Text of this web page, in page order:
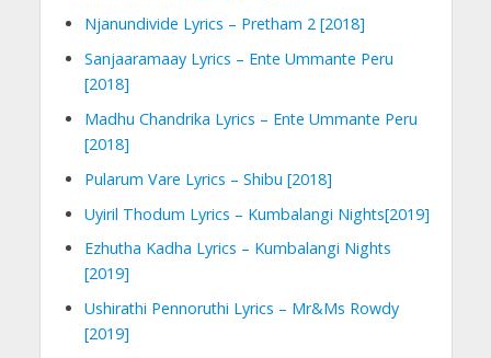
Njanundivide Lyrics – Pretham 2 [2018]
Sanjaaramaay Lyrics – Ente Ummante Peru
[2018]
Madhu Chandrika Lyrics – Ente Ummante Peru
[2018]
Pularum Vare Lyrics – Shibu [2018]
Uyiril Thodum Lyrics – Kumbalangi Nights[2019]
Ezhutha Kadha Lyrics – Kumbalangi Nights
[2019]
Ushirathi Pennoruthi Lyrics – Mr&Ms Rowdy
[2019]